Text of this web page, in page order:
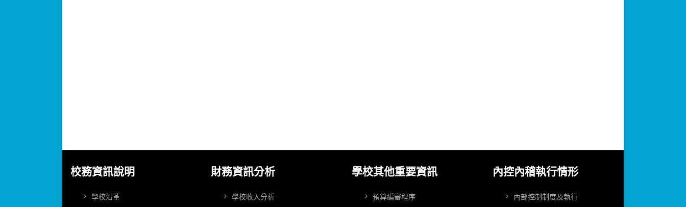
校務資訊說明
學校沿革
財務資訊分析
學校收入分析
學校其他重要資訊
預算編審程序
內控內稽執行情形
內部控制制度及執行